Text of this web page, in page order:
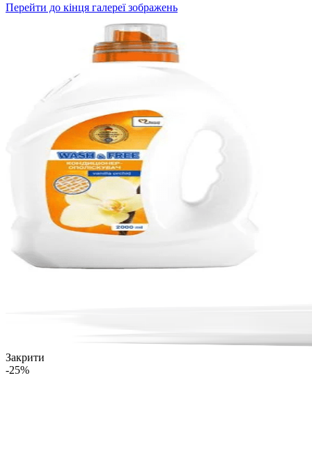
Перейти до кінця галереї зображень
Закрити
-25%